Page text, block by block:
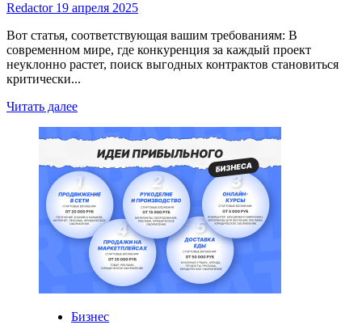
Redactor 19 апреля 2025
Вот статья, соответствующая вашим требованиям: В
современном мире, где конкуренция за каждый проект
неуклонно растет, поиск выгодных контрактов становиться
критически...
Читать далееRead
about
САЙТЫ
С
БЕСПЛАТНЫМИ
ТЕНДЕРАМИ:
ОТКРЫВАЯ
ДВЕРИ
К
НОВЫМ
ВОЗМОЖНОСТЯМ
Бизнес